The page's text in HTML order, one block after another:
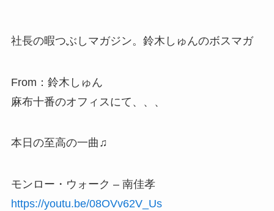
社長の暇つぶしマガジン。鈴木しゅんのボスマガ
From：鈴木しゅん
麻布十番のオフィスにて、、、
本日の至高の一曲♫
モンロー・ウォーク – 南佳孝
https://youtu.be/08OVv62V_Us